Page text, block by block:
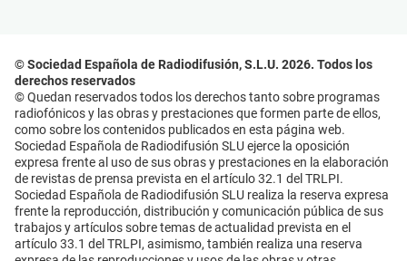
© Sociedad Española de Radiodifusión, S.L.U. 2026. Todos los
derechos reservados
© Quedan reservados todos los derechos tanto sobre programas
radiofónicos y las obras y prestaciones que formen parte de ellos,
como sobre los contenidos publicados en esta página web.
Sociedad Española de Radiodifusión SLU ejerce la oposición
expresa frente al uso de sus obras y prestaciones en la elaboración
de revistas de prensa prevista en el artículo 32.1 del TRLPI.
Sociedad Española de Radiodifusión SLU realiza la reserva expresa
frente la reproducción, distribución y comunicación pública de sus
trabajos y artículos sobre temas de actualidad prevista en el
artículo 33.1 del TRLPI, asimismo, también realiza una reserva